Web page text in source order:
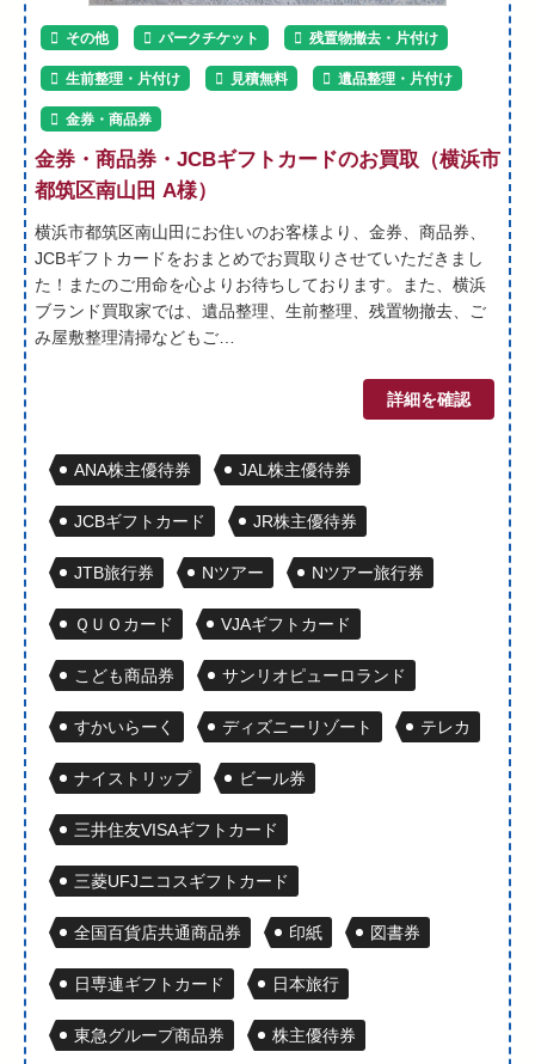
その他 パークチケット 残置物撤去・片付け
生前整理・片付け 見積無料 遺品整理・片付け
金券・商品券
金券・商品券・JCBギフトカードのお買取（横浜市
都筑区南山田 A様）
横浜市都筑区南山田にお住いのお客様より、金券、商品券、
JCBギフトカードをおまとめでお買取りさせていただきまし
た！またのご用命を心よりお待ちしております。また、横浜
ブランド買取家では、遺品整理、生前整理、残置物撤去、ご
み屋敷整理清掃などもご…
詳細を確認
ANA株主優待券 JAL株主優待券
JCBギフトカード JR株主優待券
JTB旅行券 Nツアー Nツアー旅行券
ＱＵＯカード VJAギフトカード
こども商品券 サンリオピューロランド
すかいらーく ディズニーリゾート テレカ
ナイストリップ ビール券
三井住友VISAギフトカード
三菱UFJニコスギフトカード
全国百貨店共通商品券 印紙 図書券
日専連ギフトカード 日本旅行
東急グループ商品券 株主優待券